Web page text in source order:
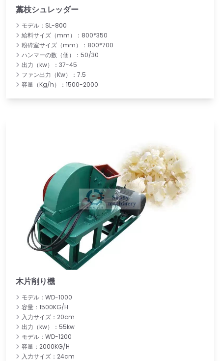
藁枝シュレッダー
モデル：SL-800
給料サイズ（mm）：800*350
粉砕室サイズ（mm）：800*700
ハンマーの数（個）：50/30
出力（kw）：37-45
ファン出力（Kw）：7.5
容量（Kg/h）：1500-2000
木片削り機
モデル：WD-1000
容量：1500KG/H
入力サイズ：20cm
出力（kw）：55kw
モデル：WD-1200
容量：2000KG/H
入力サイズ：24cm